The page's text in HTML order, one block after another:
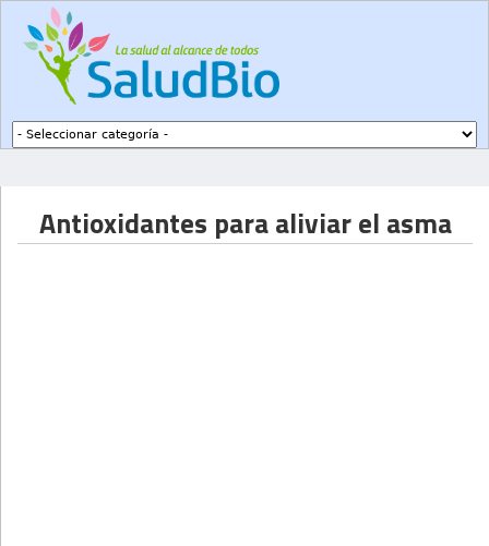
Antioxidantes para aliviar el asma